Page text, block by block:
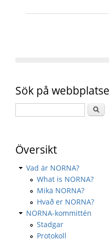
Sök på
Översikt
Vad är NORNA?
What is NORNA?
Mikä NORNA?
Hvað er NORNA?
NORNA-kommittén
Stadgar
Protokoll